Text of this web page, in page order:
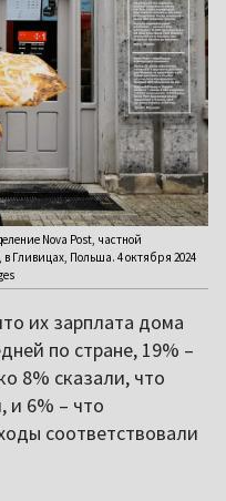
Nova Post, частной
Гливицах, Польша. 4 октября 2024
их зарплата дома
по стране, 19% –
8% сказали, что
и 6% – что
соответствовали